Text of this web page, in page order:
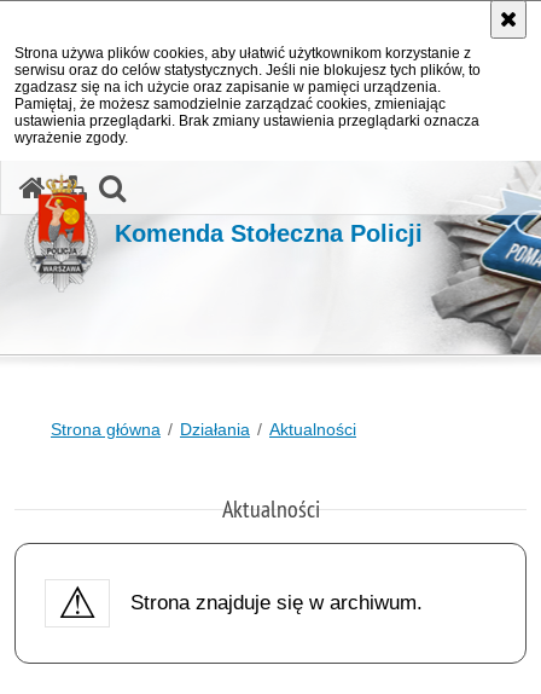
Strona używa plików cookies, aby ułatwić użytkownikom korzystanie z
serwisu oraz do celów statystycznych. Jeśli nie blokujesz tych plików, to
zgadzasz się na ich użycie oraz zapisanie w pamięci urządzenia.
Pamiętaj, że możesz samodzielnie zarządzać cookies, zmieniając
ustawienia przeglądarki. Brak zmiany ustawienia przeglądarki oznacza
wyrażenie zgody.
Komenda Stołeczna Policji
Strona główna Działania Aktualności
Aktualności
Strona znajduje się w archiwum.